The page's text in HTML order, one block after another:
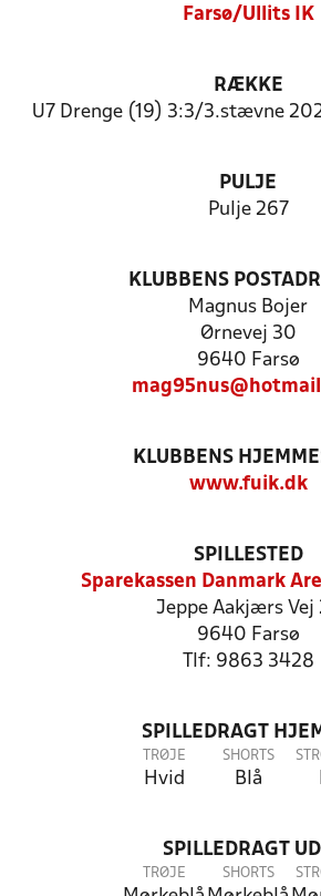
Farsø/Ullits IK
RÆKKE
U7 Drenge (19) 3:3/3.stævne
PULJE
Pulje 267
KLUBBENS
Magnus Bojer
Ørnevej 30
9640 Farsø
KLUBBENS
www.fuik.dk
SPILLESTED
Sparekassen Danmark
Jeppe Aakjærs Vej
9640 Farsø
Tlf: 9863 3428
SPILLEDRAGT
TRØJE
Hvid
SHORTS
Blå
SPILLEDRAGT
TRØJE SHORTS